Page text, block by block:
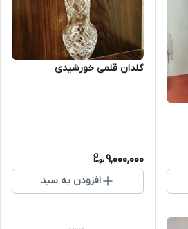
گلدان قلمی خورشیدی
9,000,000
افزودن به سبد